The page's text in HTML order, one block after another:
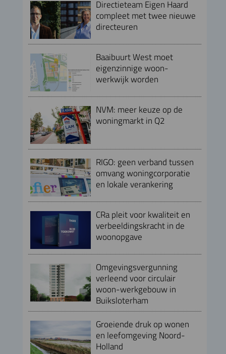
Directieteam Eigen Haard
compleet met twee nieuwe
directeuren
Baaibuurt West moet
eigenzinnige woon-
werkwijk worden
NVM: meer keuze op de
woningmarkt in Q2
RIGO: geen verband tussen
omvang woningcorporatie
en lokale verankering
CRa pleit voor kwaliteit en
verbeeldingskracht in de
woonopgave
Omgevingsvergunning
verleend voor circulair
woon-werkgebouw in
Buiksloterham
Groeiende druk op wonen
en leefomgeving Noord-
Holland